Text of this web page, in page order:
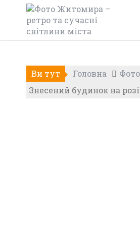
content
Ви тут Головна
Знесений будинок на